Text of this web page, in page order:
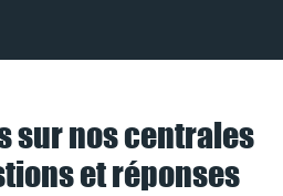
sur nos centrales
et réponses